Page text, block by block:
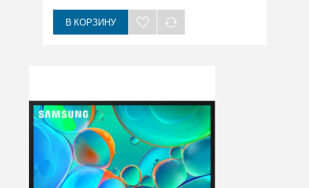
В КОРЗИНУ